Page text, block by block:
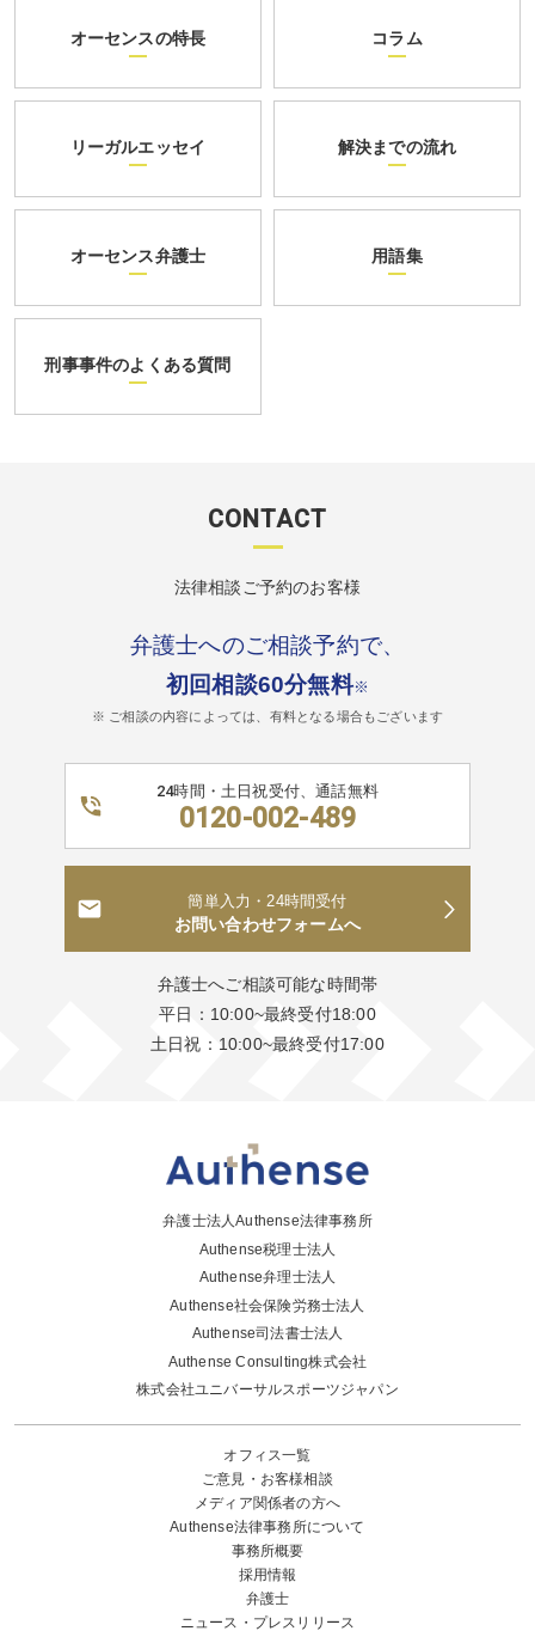
オーセンスの特長 コラム
リーガルエッセイ 解決までの流れ
オーセンス弁護士 用語集
刑事事件のよくある質問
CONTACT
法律相談ご予約のお客様
弁護士へのご相談予約で、
初回相談60分無料※
※ ご相談の内容によっては、有料となる場合もございます
24時間・土日祝受付、通話無料
0120-002-489
簡単入力・24時間受付
お問い合わせフォームへ
弁護士へご相談可能な時間帯
平日：10:00~最終受付18:00
土日祝：10:00~最終受付17:00
弁護士法人Authense法律事務所
Authense税理士法人
Authense弁理士法人
Authense社会保険労務士法人
Authense司法書士法人
Authense Consulting株式会社
株式会社ユニバーサルスポーツジャパン
オフィス一覧
ご意見・お客様相談
メディア関係者の方へ
Authense法律事務所について
事務所概要
採用情報
弁護士
ニュース・プレスリリース